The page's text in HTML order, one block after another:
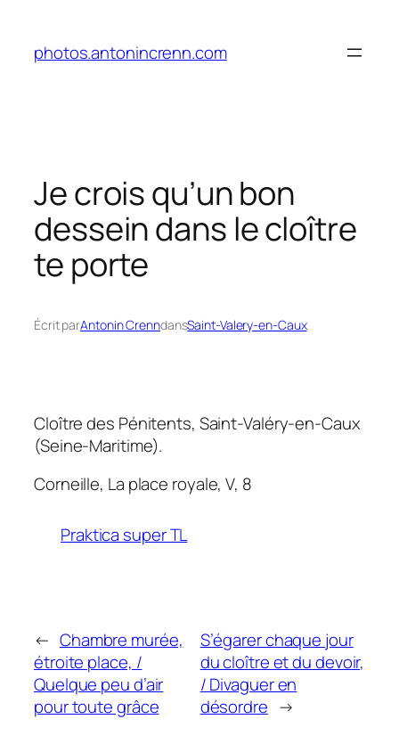
contenu
photos.antonincrenn.com
Je crois qu’un bon
dessein dans le cloître
te porte
Écrit parAntonin CrenndansSaint-Valery-en-Caux
Cloître des Pénitents, Saint-Valéry-en-Caux
(Seine-Maritime).
Corneille, La place royale, V, 8
Praktica super TL
← Chambre murée,
étroite place, /
Quelque peu d’air
pour toute grâce
S’égarer chaque jour
du cloître et du devoir,
/ Divaguer en
désordre →